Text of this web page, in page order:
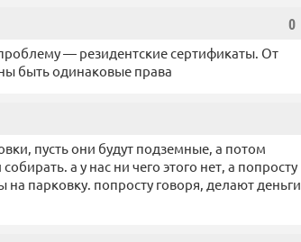
0
— резидентские сертификаты. От
быть одинаковые права
пусть они будут подземные, а потом
а у нас ни чего этого нет, а попросту
парковку. попросту говоря, делают деньги